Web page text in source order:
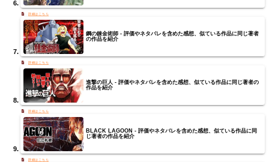
鋼の錬金術師 - 評価やネタバレを含めた感想、似ている作品に同じ著者
の作品を紹介
進撃の巨人 - 評価やネタバレを含めた感想、似ている作品に同じ著者の
作品を紹介
BLACK LAGOON - 評価やネタバレを含めた感想、似ている作品に同
じ著者の作品を紹介